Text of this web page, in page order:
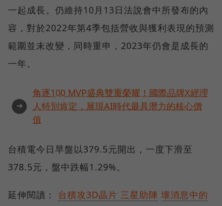
一起成長。仍維持10月13日法說會中所發布的內
容，對於2022年第4季包括營收與獲利表現的預測
範圍並未改變，同時重申，2023年仍會是成長的
一年。
➜
角逐100 MVP盛典雙重榮耀！國際品牌X經理
人特別肯定，展現AI時代最具潛力的核心價
值
台積電今日早盤以379.5元開出，一度下滑至
378.5元，盤中跌幅1.29%。
延伸閱讀： 台積攻3D晶片 三星助陣 壞消息中的